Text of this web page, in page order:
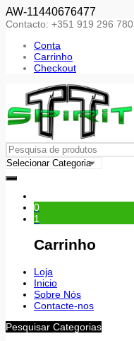
AW-11440676477
Contacto: +351 919 296 780
Conta
Carrinho
Checkout
0
1
Carrinho
Loja
Inicio
Sobre Nós
Contacte-nos
Pesquisar Categorias